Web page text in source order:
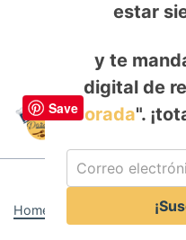
Skip
content
Home
estar
y te
digital de
Dorada".
Save